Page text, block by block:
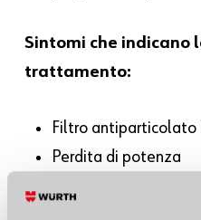
Sintomi che indicano
trattamento:
Filtro
Perdita di potenza